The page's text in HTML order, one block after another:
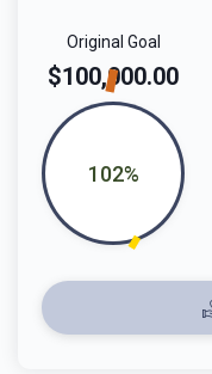
Original Goal
$100,000.00
102%